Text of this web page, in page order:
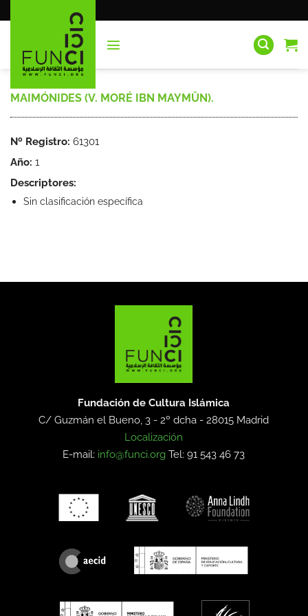
al
MAIMÓNIDES (V. MORÉ IBN MAYMÛN).
Nº Registro: 61301
Año: 1
Descriptores:
Sin clasificación específica
Fundación de Cultura Islámica
C/ Guzmán el Bueno, 3 - 2º dcha -28015 Madrid
Localización
E-mail: info@funci.org Tel: 91 543 46 73